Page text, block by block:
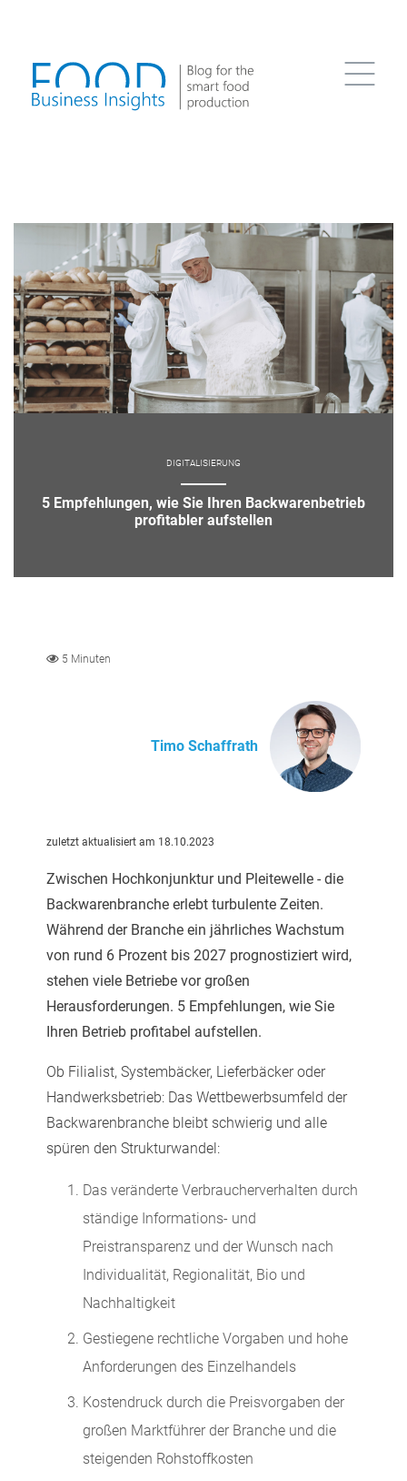
DIGITALISIERUNG
5 Empfehlungen, wie Sie Ihren Backwarenbetrieb
profitabler aufstellen
5 Minuten
Timo Schaffrath
zuletzt aktualisiert am 18.10.2023
Zwischen Hochkonjunktur und Pleitewelle - die
Backwarenbranche erlebt turbulente Zeiten.
Während der Branche ein jährliches Wachstum
von rund 6 Prozent bis 2027 prognostiziert wird,
stehen viele Betriebe vor großen
Herausforderungen. 5 Empfehlungen, wie Sie
Ihren Betrieb profitabel aufstellen.
Ob Filialist, Systembäcker, Lieferbäcker oder
Handwerksbetrieb: Das Wettbewerbsumfeld der
Backwarenbranche bleibt schwierig und alle
spüren den Strukturwandel:
Das veränderte Verbraucherverhalten durch
ständige Informations- und
Preistransparenz und der Wunsch nach
Individualität, Regionalität, Bio und
Nachhaltigkeit
Gestiegene rechtliche Vorgaben und hohe
Anforderungen des Einzelhandels
Kostendruck durch die Preisvorgaben der
großen Marktführer der Branche und die
steigenden Rohstoffkosten